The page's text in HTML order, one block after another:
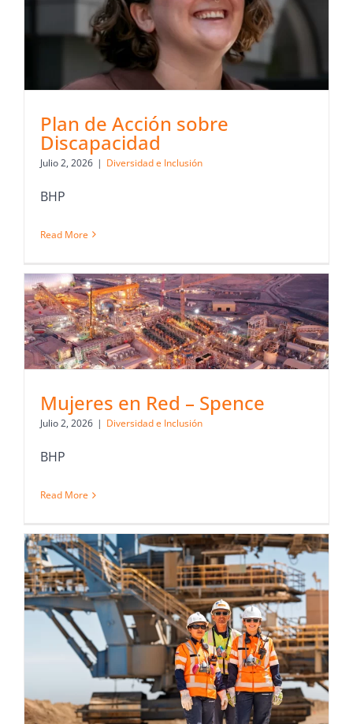
Plan de Acción sobre
Discapacidad
Julio 2, 2026 | Diversidad e Inclusión
BHP
Read More
Mujeres en Red – Spence
Julio 2, 2026 | Diversidad e Inclusión
BHP
Read More